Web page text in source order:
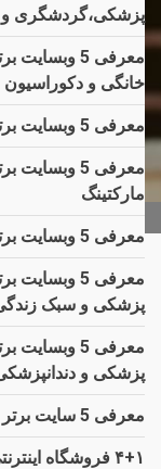
پزشکی،گردشگری
معرفی 5
خانگی و دکوراسیون
معرفی 5 وبسایت برتر در حوزه آشپزی و خانواده
معرفی 5
مارکتینگ
معرفی 5 وبسایت برتر در حوزه تکنولوژی و لپ تاپ
معرفی 5
پزشکی و سبک
معرفی 5
پزشکی و
معرفی 5 سایت برتر در حوزه دندانپزشکی
۴+۱ فروشگاه